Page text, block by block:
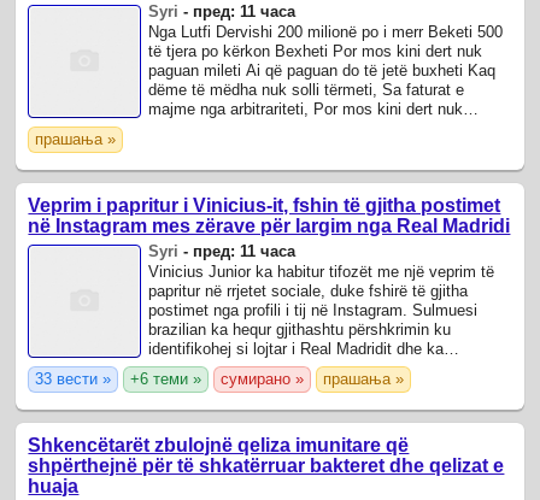
Syri - пред: 11 часа
Nga Lutfi Dervishi 200 milionë po i merr Beketi 500
të tjera po kërkon Bexheti Por mos kini dert nuk
paguan mileti Ai që paguan do të jetë buxheti Kaq
dëme të mëdha nuk solli tërmeti, Sa faturat e
majme nga arbitrariteti, Por mos kini dert nuk
прашања »
Veprim i papritur i Vinicius-it, fshin të gjitha postimet
në Instagram mes zërave për largim nga Real Madridi
Syri - пред: 11 часа
Vinicius Junior ka habitur tifozët me një veprim të
papritur në rrjetet sociale, duke fshirë të gjitha
postimet nga profili i tij në Instagram. Sulmuesi
brazilian ka hequr gjithashtu përshkrimin ku
identifikohej si lojtar i Real Madridit dhe ka
ndryshuar foton e profilit.
33 вести » +6 теми » сумирано » прашања »
Shkencëtarët zbulojnë qeliza imunitare që
shpërthejnë për të shkatërruar bakteret dhe qelizat e
huaja